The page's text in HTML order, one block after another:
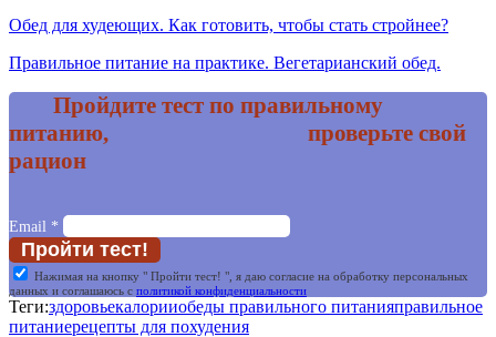
Обед для худеющих. Как готовить, чтобы стать стройнее?
Правильное питание на практике. Вегетарианский обед.
Пройдите тест по правильному
питанию, проверьте свой
рацион
Email *
Нажимая на кнопку " Пройти тест! ", я даю согласие на обработку персональных
данных и соглашаюсь c политикой конфиденциальности
Теги:здоровьекалорииобеды правильного питанияправильное
питаниерецепты для похудения